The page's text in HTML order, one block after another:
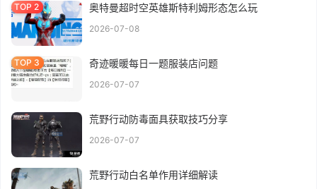
奥特曼超时空英雄斯特利姆形态怎么玩
2026-07-08
奇迹暖暖每日一题服装店问题
2026-07-07
荒野行动防毒面具获取技巧分享
2026-07-07
荒野行动白名单作用详细解读